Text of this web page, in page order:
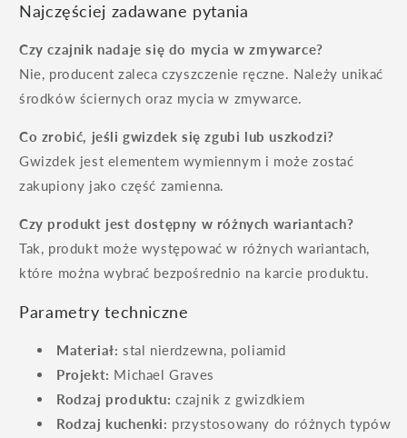
Najczęściej zadawane pytania
Czy czajnik nadaje się do mycia w zmywarce?
Nie, producent zaleca czyszczenie ręczne. Należy unikać
środków ściernych oraz mycia w zmywarce.
Co zrobić, jeśli gwizdek się zgubi lub uszkodzi?
Gwizdek jest elementem wymiennym i może zostać
zakupiony jako część zamienna.
Czy produkt jest dostępny w różnych wariantach?
Tak, produkt może występować w różnych wariantach,
które można wybrać bezpośrednio na karcie produktu.
Parametry techniczne
Materiał: stal nierdzewna, poliamid
Projekt: Michael Graves
Rodzaj produktu: czajnik z gwizdkiem
Rodzaj kuchenki: przystosowany do różnych typów